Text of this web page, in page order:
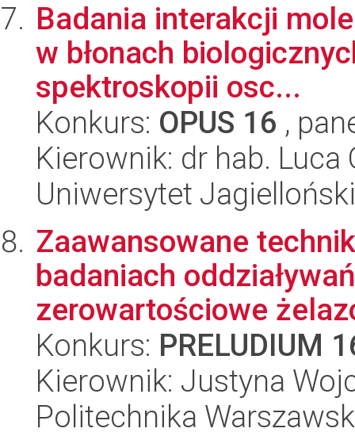
Badania interakcji
w błonach
spektroskopii osc...
Konkurs: OPUS 16 ,
Kierownik: dr hab. Luca
Uniwersytet
Zaawansowane
badaniach
zerowartościowe
Konkurs: PRELUDIUM
Kierownik: Justyna
Politechnika